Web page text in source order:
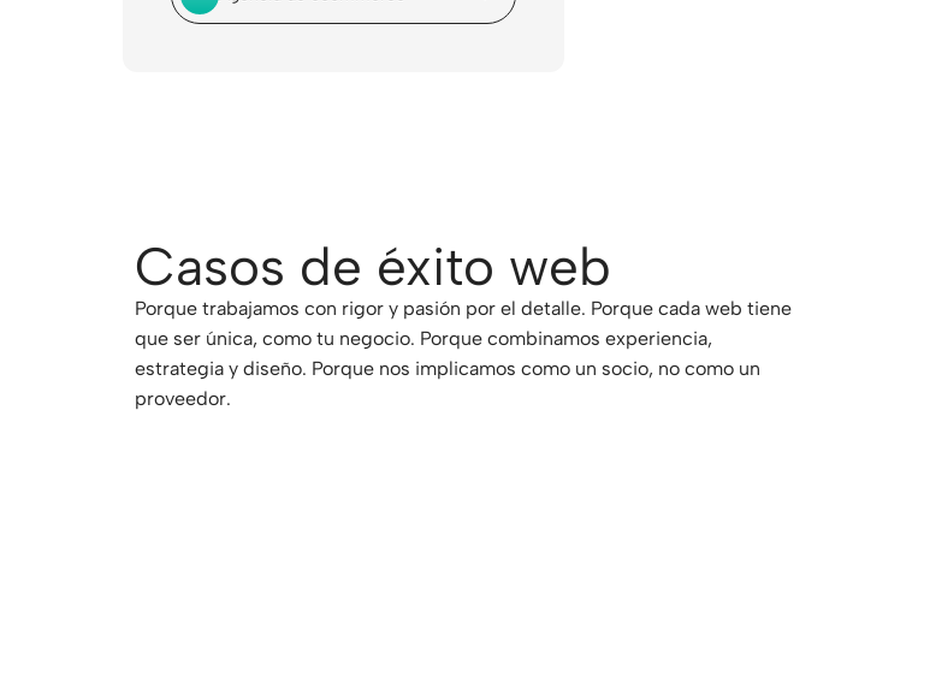
Casos de éxito web
Porque trabajamos con rigor y pasión por el detalle. Porque cada web tiene
que ser única, como tu negocio. Porque combinamos experiencia,
estrategia y diseño. Porque nos implicamos como un socio, no como un
proveedor.